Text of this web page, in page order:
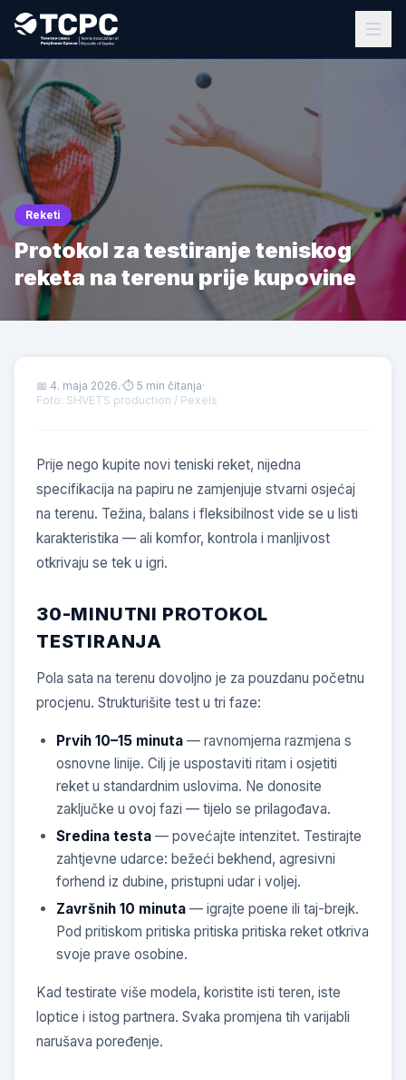
Reketi
Protokol za testiranje teniskog
reketa na terenu prije kupovine
📅 4. maja 2026.·⏱ 5 min čitanja·
Foto: SHVETS production / Pexels
Prije nego kupite novi teniski reket, nijedna
specifikacija na papiru ne zamjenjuje stvarni osjećaj
na terenu. Težina, balans i fleksibilnost vide se u listi
karakteristika — ali komfor, kontrola i manljivost
otkrivaju se tek u igri.
30-MINUTNI PROTOKOL
TESTIRANJA
Pola sata na terenu dovoljno je za pouzdanu početnu
procjenu. Strukturišite test u tri faze:
Prvih 10–15 minuta — ravnomjerna razmjena s
osnovne linije. Cilj je uspostaviti ritam i osjetiti
reket u standardnim uslovima. Ne donosite
zaključke u ovoj fazi — tijelo se prilagođava.
Sredina testa — povećajte intenzitet. Testirajte
zahtjevne udarce: bežeći bekhend, agresivni
forhend iz dubine, pristupni udar i voljej.
Završnih 10 minuta — igrajte poene ili taj-brejk.
Pod pritiskom pritiska pritiska pritiska reket otkriva
svoje prave osobine.
Kad testirate više modela, koristite isti teren, iste
loptice i istog partnera. Svaka promjena tih varijabli
narušava poređenje.